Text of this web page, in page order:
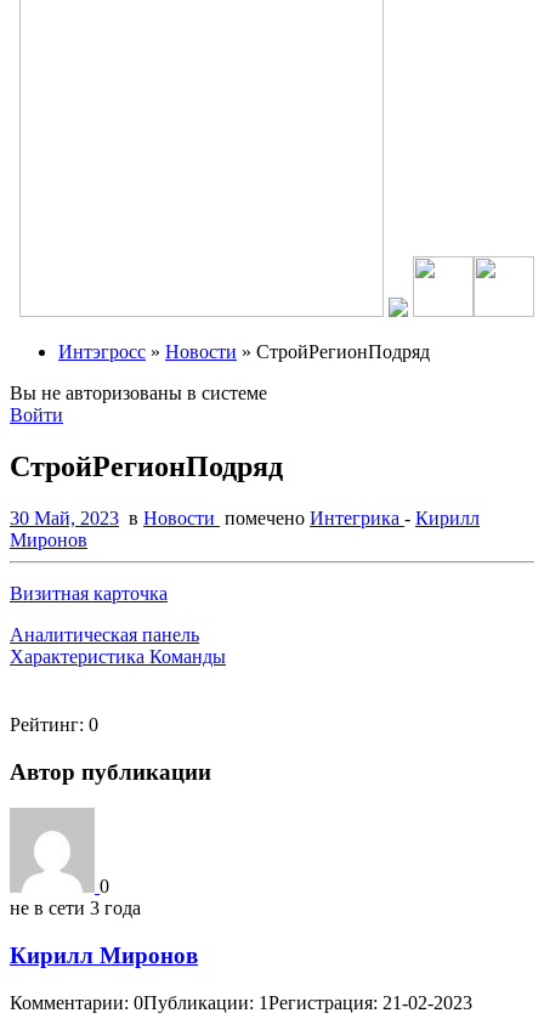
Интэгросс » Новости » СтройРегионПодряд
Вы не авторизованы в системе
Войти
СтройРегионПодряд
30 Май, 2023 в Новости помечено Интегрика - Кирилл
Миронов
Визитная карточка
Аналитическая панель
Характеристика Команды
Рейтинг: 0
Автор публикации
0
не в сети 3 года
Кирилл Миронов
Комментарии: 0Публикации: 1Регистрация: 21-02-2023